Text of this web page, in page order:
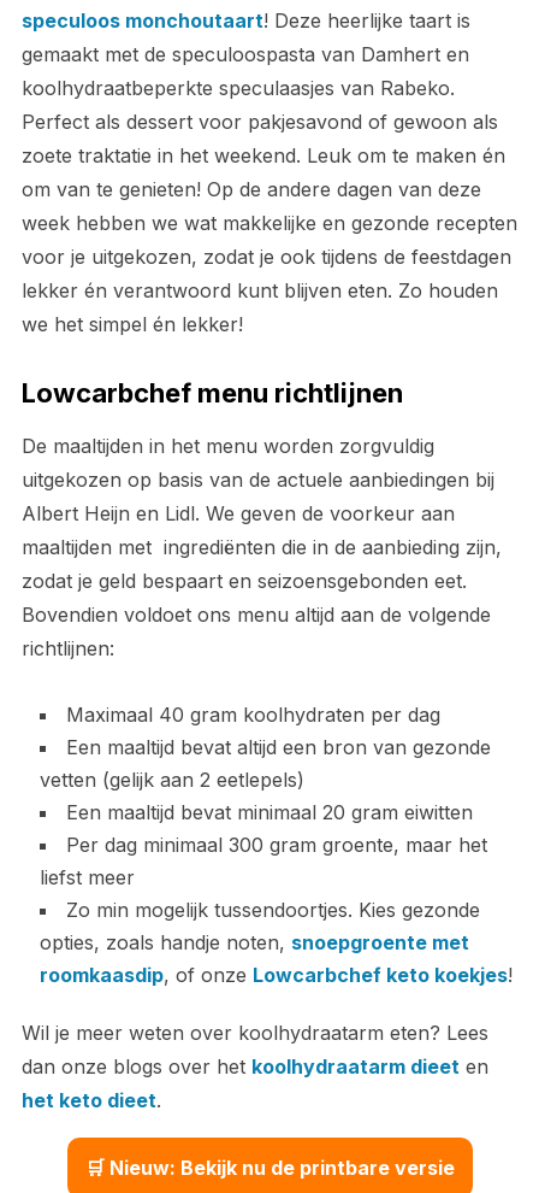
speculoos monchoutaart! Deze heerlijke taart is
gemaakt met de speculoospasta van Damhert en
koolhydraatbeperkte speculaasjes van Rabeko.
Perfect als dessert voor pakjesavond of gewoon als
zoete traktatie in het weekend. Leuk om te maken én
om van te genieten! Op de andere dagen van deze
week hebben we wat makkelijke en gezonde recepten
voor je uitgekozen, zodat je ook tijdens de feestdagen
lekker én verantwoord kunt blijven eten. Zo houden
we het simpel én lekker!
Lowcarbchef menu richtlijnen
De maaltijden in het menu worden zorgvuldig
uitgekozen op basis van de actuele aanbiedingen bij
Albert Heijn en Lidl. We geven de voorkeur aan
maaltijden met ingrediënten die in de aanbieding zijn,
zodat je geld bespaart en seizoensgebonden eet.
Bovendien voldoet ons menu altijd aan de volgende
richtlijnen:
Maximaal 40 gram koolhydraten per dag
Een maaltijd bevat altijd een bron van gezonde
vetten (gelijk aan 2 eetlepels)
Een maaltijd bevat minimaal 20 gram eiwitten
Per dag minimaal 300 gram groente, maar het
liefst meer
Zo min mogelijk tussendoortjes. Kies gezonde
opties, zoals handje noten, snoepgroente met
roomkaasdip, of onze Lowcarbchef keto koekjes!
Wil je meer weten over koolhydraatarm eten? Lees
dan onze blogs over het koolhydraatarm dieet en
het keto dieet.
🛒 Nieuw: Bekijk nu de printbare versie